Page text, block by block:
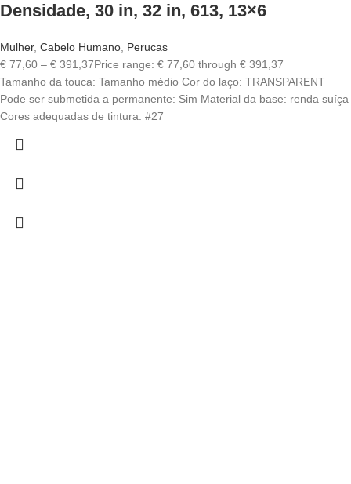
Densidade, 30 in, 32 in, 613, 13×6
Mulher, Cabelo Humano, Perucas
€ 77,60 – € 391,37Price range: € 77,60 through € 391,37
Tamanho da touca: Tamanho médio Cor do laço: TRANSPARENT
Pode ser submetida a permanente: Sim Material da base: renda suíça
Cores adequadas de tintura: #27